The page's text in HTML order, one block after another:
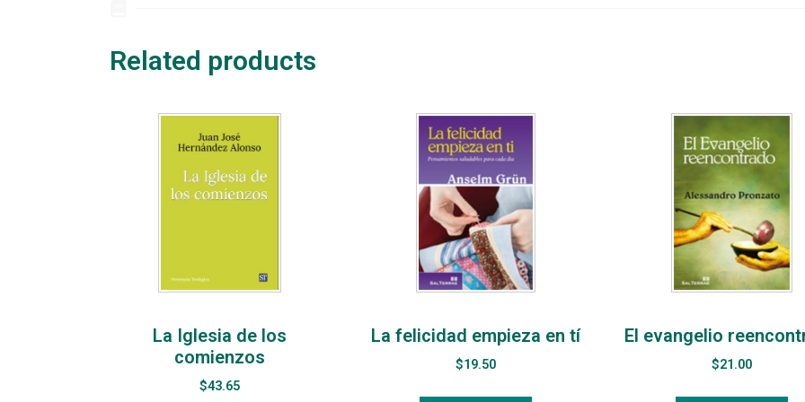
Related products
La Iglesia de los
comienzos
$43.65
La felicidad empieza en tí
$19.50
El evangelio
$21.00